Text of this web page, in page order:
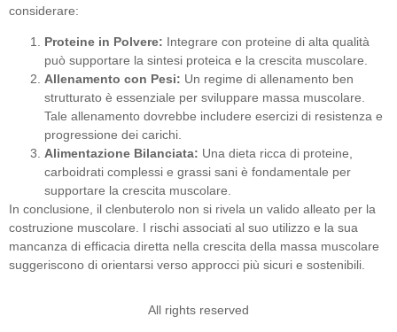
considerare:
Proteine in Polvere: Integrare con proteine di alta qualità
può supportare la sintesi proteica e la crescita muscolare.
Allenamento con Pesi: Un regime di allenamento ben
strutturato è essenziale per sviluppare massa muscolare.
Tale allenamento dovrebbe includere esercizi di resistenza e
progressione dei carichi.
Alimentazione Bilanciata: Una dieta ricca di proteine,
carboidrati complessi e grassi sani è fondamentale per
supportare la crescita muscolare.
In conclusione, il clenbuterolo non si rivela un valido alleato per la
costruzione muscolare. I rischi associati al suo utilizzo e la sua
mancanza di efficacia diretta nella crescita della massa muscolare
suggeriscono di orientarsi verso approcci più sicuri e sostenibili.
All rights reserved